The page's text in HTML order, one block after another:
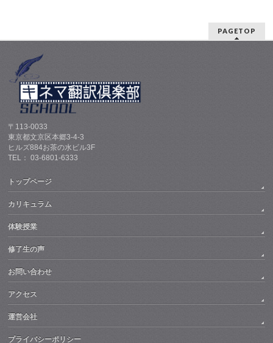
PAGETOP
〒113-0033
東京都文京区本郷3-4-3
ヒルズ884お茶の水ビル3F
TEL： 03-6801-6333
トップページ
カリキュラム
体験授業
修了生の声
お問い合わせ
アクセス
運営会社
プライバシーポリシー